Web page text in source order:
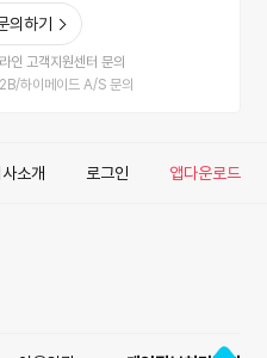
의하기
인 고객지원센터 문의
하이메이드 A/S 문의
소개 로그인 앱다운로드